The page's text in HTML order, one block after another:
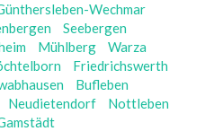
Wechmar
Seebergen
Mühlberg
Warza
Friedrichswerth
Bufleben
Neudietendorf
Nottleben